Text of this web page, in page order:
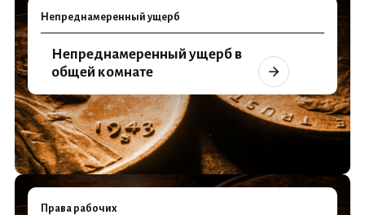
Непреднамеренный ущерб
Непреднамеренный ущерб в
общей комнате
Права рабочих